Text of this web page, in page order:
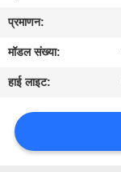
संपर्क
करें
उद्धरण
की
प्रमाणन:
मॉडल संख्या:
हाई लाइट: